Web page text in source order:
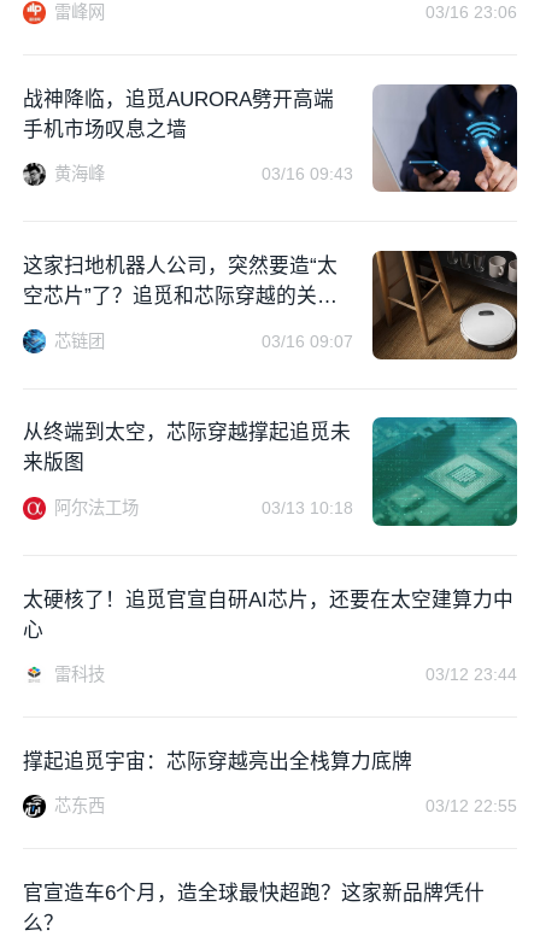
雷峰网 03/16 23:06
战神降临，追觅AURORA劈开高端
手机市场叹息之墙
黄海峰 03/16 09:43
这家扫地机器人公司，突然要造“太
空芯片”了？追觅和芯际穿越的关
系，比你想的更硬核
芯链团 03/16 09:07
从终端到太空，芯际穿越撑起追觅未
来版图
阿尔法工场 03/13 10:18
太硬核了！追觅官宣自研AI芯片，还要在太空建算力中
心
雷科技 03/12 23:44
撑起追觅宇宙：芯际穿越亮出全栈算力底牌
芯东西 03/12 22:55
官宣造车6个月，造全球最快超跑？这家新品牌凭什
么？